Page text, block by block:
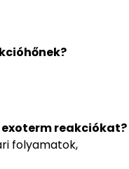
reakciókat?
folyamatok,